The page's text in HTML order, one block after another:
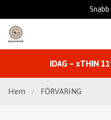
IDAG – xTHIN
Hem / FÖRVARING